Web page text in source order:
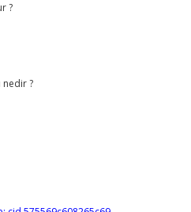
?
nedir ?